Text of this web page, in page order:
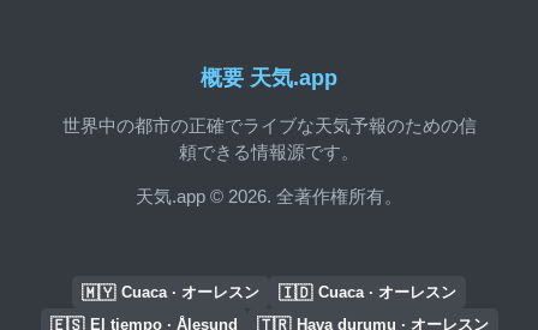
概要 天気.app
世界中の都市の正確でライブな天気予報のための信
頼できる情報源です。
天気.app © 2026. 全著作権所有。
🇲🇾 Cuaca · オーレスン 🇮🇩 Cuaca · オーレスン
🇪🇸 El tiempo · Ålesund 🇹🇷 Hava durumu · オーレスン